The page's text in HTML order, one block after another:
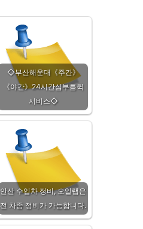
◇부산해운대《주간》
《야간》24시간심부름퀵
서비스◇
안산 수입차 정비, 오일랩은
전 차종 정비가 가능합니다.